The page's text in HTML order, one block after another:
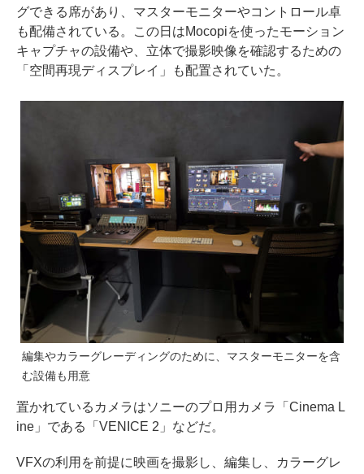
グできる席があり、マスターモニターやコントロール卓
も配備されている。この日はMocopiを使ったモーション
キャプチャの設備や、立体で撮影映像を確認するための
「空間再現ディスプレイ」も配置されていた。
編集やカラーグレーディングのために、マスターモニターを含
む設備も用意
置かれているカメラはソニーのプロ用カメラ「Cinema L
ine」である「VENICE 2」などだ。
VFXの利用を前提に映画を撮影し、編集し、カラーグレ